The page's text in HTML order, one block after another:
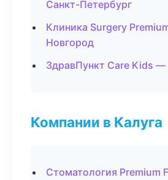
Санкт-Петербург
Клиника Surgery
Новгород
ЗдравПункт Care Kids —
Компании в Калуга
Стоматология Premium